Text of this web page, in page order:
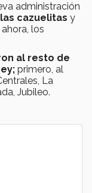
administración
cazuelitas y
los
al resto de
primero, al
La
Jubileo.